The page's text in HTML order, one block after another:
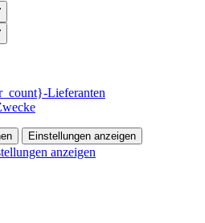
Lieferanten
Einstellungen anzeigen
anzeigen